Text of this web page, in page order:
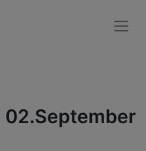
02.September